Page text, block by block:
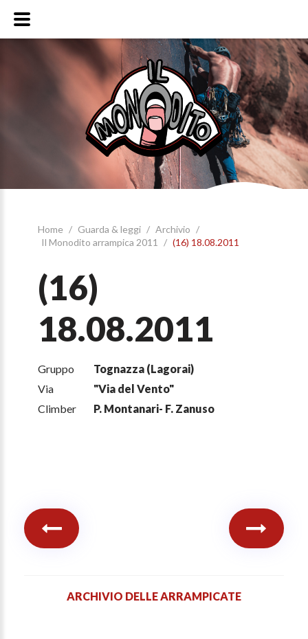
Home / Guarda & leggi / Archivio /
Il Monodito arrampica 2011
/ (16) 18.08.2011
(16)
18.08.2011
Gruppo
Tognazza (Lagorai)
Via
"Via del Vento"
Climber
P. Montanari- F. Zanuso
ARCHIVIO DELLE ARRAMPICATE